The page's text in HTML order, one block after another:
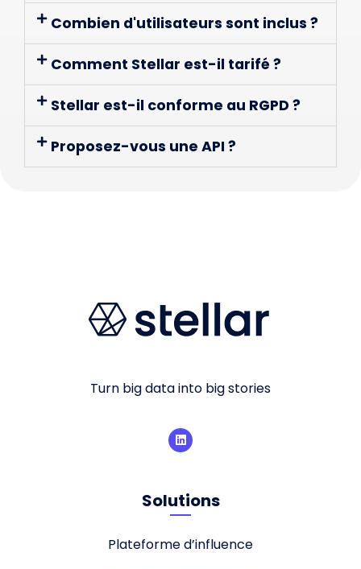
Combien d'utilisateurs sont inclus ?
Comment Stellar est-il tarifé ?
Stellar est-il conforme au RGPD ?
Proposez-vous une API ?
Turn big data into big stories
Solutions
Plateforme d’influence